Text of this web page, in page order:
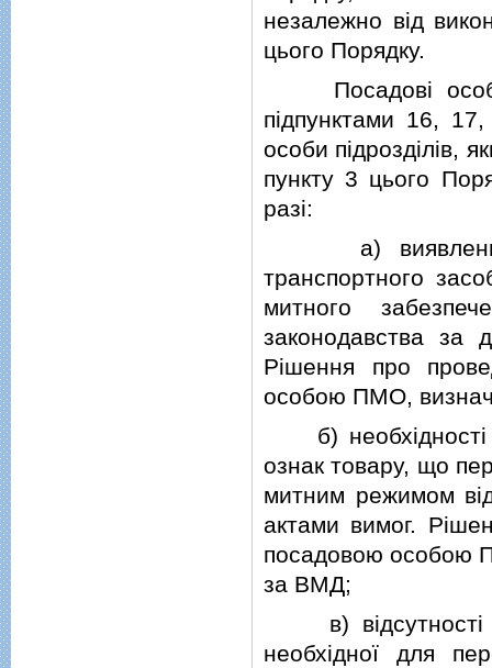
незалежно вiд
цього Порядку.
Посадовi особи,
пiдпунктами 16,
особи пiдроздiлiв,
пункту 3 цього
разi:
а) виявлення
транспортного
митного
законодавства за
Рiшення про
особою ПМО,
б) необхiдностi
ознак товару, що
митним режимом
актами вимог.
посадовою особою
за ВМД;
в) вiдсутностi у
необхiдної для